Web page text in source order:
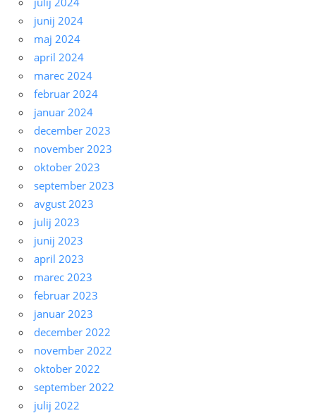
junij 2024
maj 2024
april 2024
marec 2024
februar 2024
januar 2024
december 2023
november 2023
oktober 2023
september 2023
avgust 2023
julij 2023
junij 2023
april 2023
marec 2023
februar 2023
januar 2023
december 2022
november 2022
oktober 2022
september 2022
julij 2022